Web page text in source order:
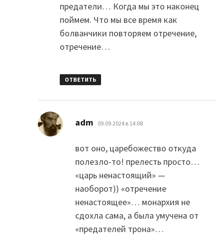
предатели… Когда мы это наконец
поймем. Что мы все время как
болванчики повторяем отречение,
отречение…
ОТВЕТИТЬ
adm 09.09.2024 в 14:08
вот оно, царебожество откуда
полезло-то! прелесть просто…
«царь ненастоящий» —
наоборот)) «отречение
ненастоящее»… монархия не
сдохла сама, а была умучена от
«предателей трона»…